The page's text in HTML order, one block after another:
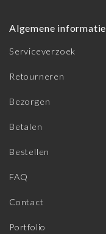
Algemene informatie
Serviceverzoek
Retourneren
Bezorgen
Betalen
Bestellen
FAQ
Contact
Portfolio